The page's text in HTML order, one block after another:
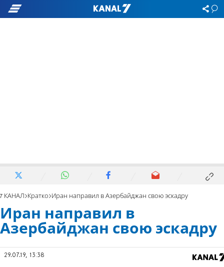
7 КАНАЛ Кратко Иран направил в Азербайджан свою эскадру
Иран направил в
Азербайджан свою эскадру
29.07.19, 13:38